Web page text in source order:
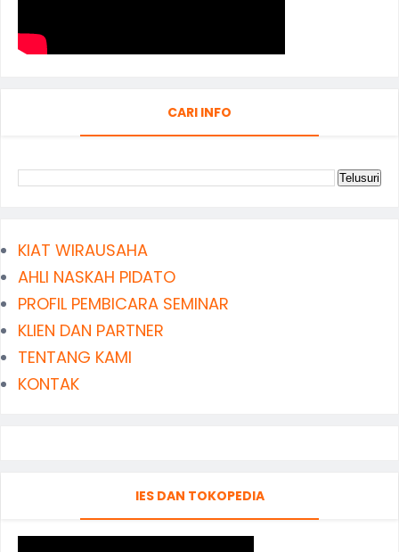
CARI INFO
KIAT WIRAUSAHA
AHLI NASKAH PIDATO
PROFIL PEMBICARA SEMINAR
KLIEN DAN PARTNER
TENTANG KAMI
KONTAK
IES DAN TOKOPEDIA